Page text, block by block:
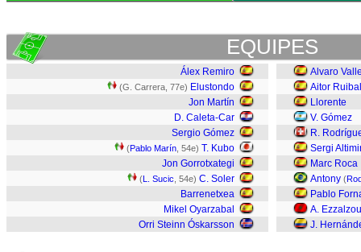
EQUIPES
Álex Remiro
(G. Carrera, 77e) Elustondo
Jon Martín
D. Caleta-Car
Sergio Gómez
(Pablo Marín , 54e) T. Kubo
Jon Gorrotxategi
(L. Sucic , 54e) C. Soler
Barrenetxea
Mikel Oyarzabal
Orri Steinn Óskarsson
Alvaro
Aitor Ruibal
Llorente
V. Gómez
R.
Sergi
Marc Roca
Antony (
Pablo
A.
J.